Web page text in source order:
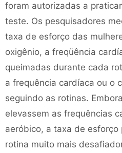
foram autorizadas a
teste. Os pesquisadores
taxa de esforço das
oxigênio, a freqüência
queimadas durante cada
a frequência cardíaca ou o
seguindo as rotinas.
elevassem as frequências
aeróbico, a taxa de
rotina muito mais